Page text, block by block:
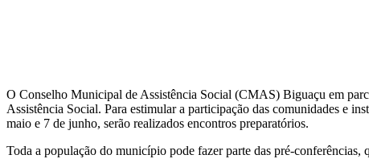
O Conselho Municipal de Assistência Social (CMAS) Biguaçu em
Assistência Social. Para estimular a participação das comunidades e
maio e 7 de junho, serão realizados encontros preparatórios.
Toda a população do município pode fazer parte das pré-